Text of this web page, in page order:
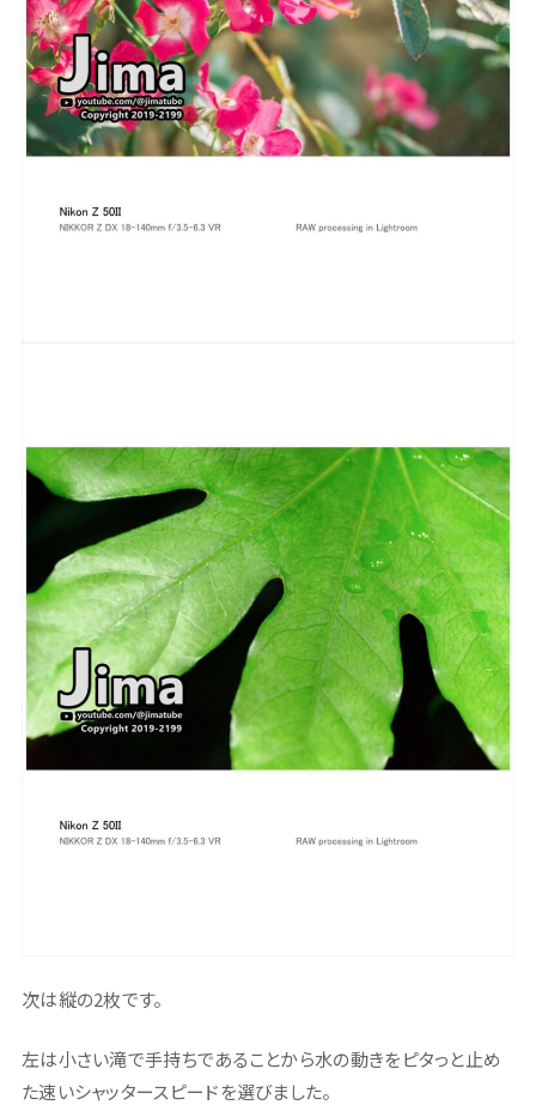
次は縦の2枚です。
左は小さい滝で手持ちであることから水の動きをピタっと止め
た速いシャッタースピードを選びました。